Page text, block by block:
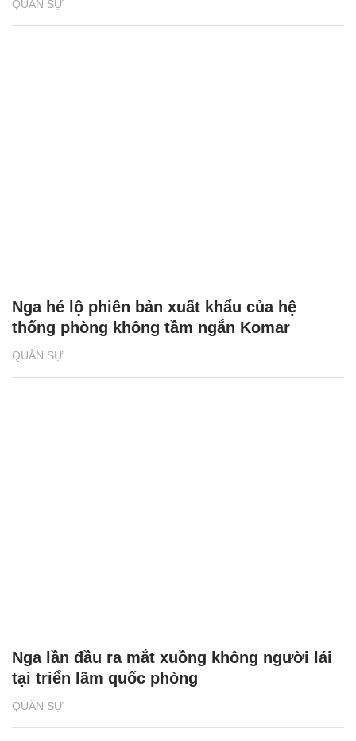
QUÂN SỰ
QUÂN SỰ
Nga hé lộ phiên bản xuất khẩu của hệ
thống phòng không tầm ngắn Komar
QUÂN SỰ
Nga lần đầu ra mắt xuồng không người lái
tại triển lãm quốc phòng